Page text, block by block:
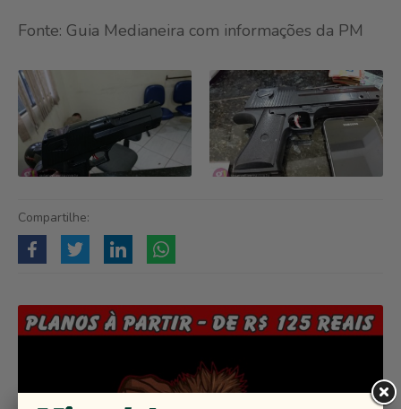
Fonte: Guia Medianeira com informações da PM
Compartilhe: